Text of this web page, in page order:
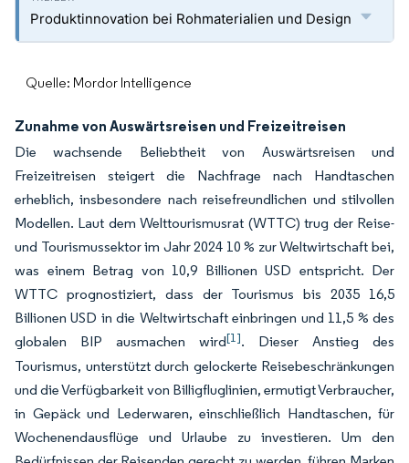
Produktinnovation bei Rohmaterialien und Design
Quelle: Mordor Intelligence
Zunahme von Auswärtsreisen und Freizeitreisen
Die wachsende Beliebtheit von Auswärtsreisen und
Freizeitreisen steigert die Nachfrage nach Handtaschen
erheblich, insbesondere nach reisefreundlichen und stilvollen
Modellen. Laut dem Welttourismusrat (WTTC) trug der Reise-
und Tourismussektor im Jahr 2024 10 % zur Weltwirtschaft bei,
was einem Betrag von 10,9 Billionen USD entspricht. Der
WTTC prognostiziert, dass der Tourismus bis 2035 16,5
Billionen USD in die Weltwirtschaft einbringen und 11,5 % des
globalen BIP ausmachen wird[1]. Dieser Anstieg des
Tourismus, unterstützt durch gelockerte Reisebeschränkungen
und die Verfügbarkeit von Billigfluglinien, ermutigt Verbraucher,
in Gepäck und Lederwaren, einschließlich Handtaschen, für
Wochenendausflüge und Urlaube zu investieren. Um den